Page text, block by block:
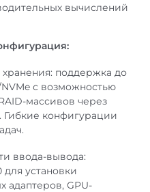
вычислений
поддержка до
с возможностью
массивов через
конфигурации
ввода-вывода:
для установки
адаптеров, GPU-